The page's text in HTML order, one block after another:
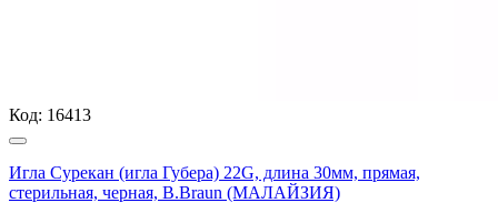
Код: 16413
Игла Сурекан (игла Губера) 22G, длина 30мм, прямая,
стерильная, черная, B.Braun (МАЛАЙЗИЯ)